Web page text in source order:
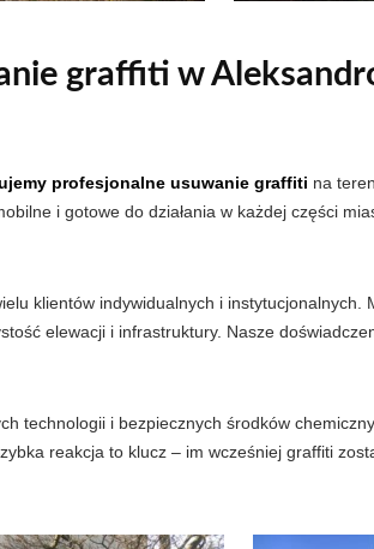
graffiti w
profesjonalne usuwanie graffiti na
i gotowe do działania w każdej części
klientów indywidualnych i
elewacji i infrastruktury. Nasze
technologii i bezpiecznych środków
reakcja to klucz – im wcześniej graffiti